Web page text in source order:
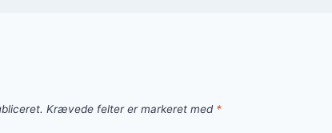
Krævede felter er markeret med *